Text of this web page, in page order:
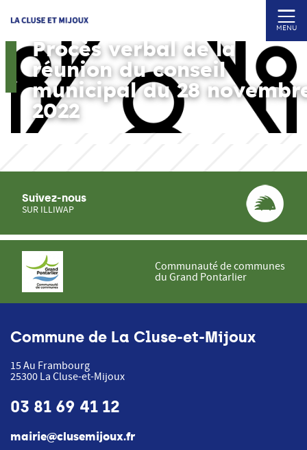
MENU
Procès verbal de la
réunion du conseil
municipal du 28
2022
Suivez-nous
SUR ILLIWAP
Communauté de communes
du Grand Pontarlier
Commune de La Cluse-et-Mijoux
15 Au Frambourg
25300 La Cluse-et-Mijoux
03 81 69 41 12
mairie@clusemijoux.fr